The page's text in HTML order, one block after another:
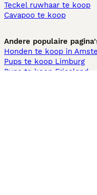
Teckel ruwhaar te koop
Cavapoo te koop
Andere populaire
Honden te koop in
Pups te koop Limburg​
Pups te koop Friesland​